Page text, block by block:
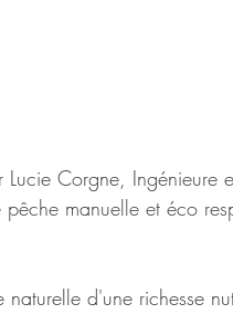
Corgne, Ingénieure
manuelle et éco
naturelle d'une richesse